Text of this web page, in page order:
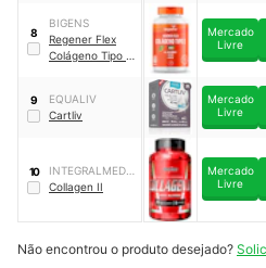
NutriSalus
8
BIGENS
Regener Flex
Colágeno Tipo 2
Mercado
Livre
9
EQUALIV
Cartliv
Mercado
Livre
10
INTEGRALMEDIC
A
Collagen II
Mercado
Livre
Não encontrou o produto desejado?